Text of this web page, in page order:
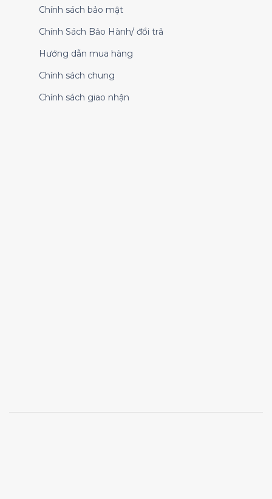
Chính sách bảo mật
Chính Sách Bảo Hành/ đổi trả
Hướng dẫn mua hàng
Chính sách chung
Chính sách giao nhận